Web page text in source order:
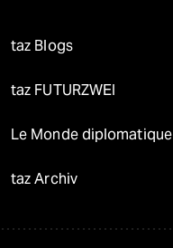
taz Blogs
taz FUTURZWEI
Le Monde diplomatique
taz Archiv